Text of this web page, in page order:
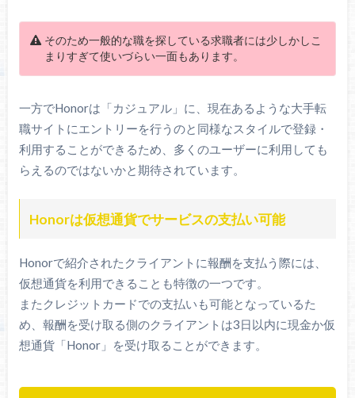
そのため一般的な職を探している求職者には少しかしこ
まりすぎて使いづらい一面もあります。
一方でHonorは「カジュアル」に、現在あるような大手転
職サイトにエントリーを行うのと同様なスタイルで登録・
利用することができるため、多くのユーザーに利用しても
らえるのではないかと期待されています。
Honorは仮想通貨でサービスの支払い可能
Honorで紹介されたクライアントに報酬を支払う際には、
仮想通貨を利用できることも特徴の一つです。
またクレジットカードでの支払いも可能となっているた
め、報酬を受け取る側のクライアントは3日以内に現金か仮
想通貨「Honor」を受け取ることができます。